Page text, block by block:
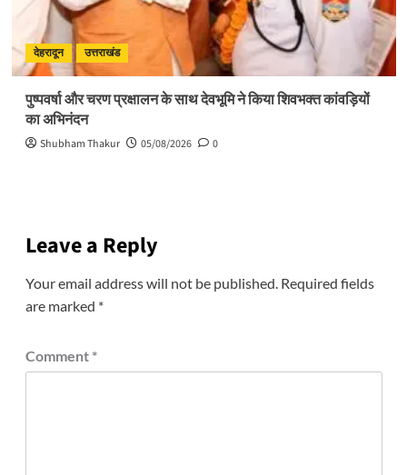
देहरादून उत्तराखंड
पुष्पवर्षा और चरण प्रक्षालन के साथ देवभूमि ने किया शिवभक्त कांवड़ियों
का अभिनंदन
Shubham Thakur 05/08/2026 0
Leave a Reply
Your email address will not be published. Required fields
are marked *
Comment *